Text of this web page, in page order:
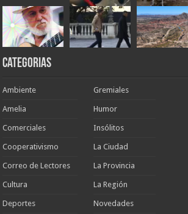
Categorias
Ambiente
Amelia
Comerciales
Cooperativismo
Correo de Lectores
Cultura
Deportes
Gremiales
Humor
Insólitos
La Ciudad
La Provincia
La Región
Novedades